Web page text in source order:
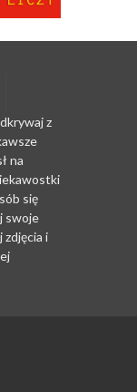
z
na
się
swoje
zdjęcia i